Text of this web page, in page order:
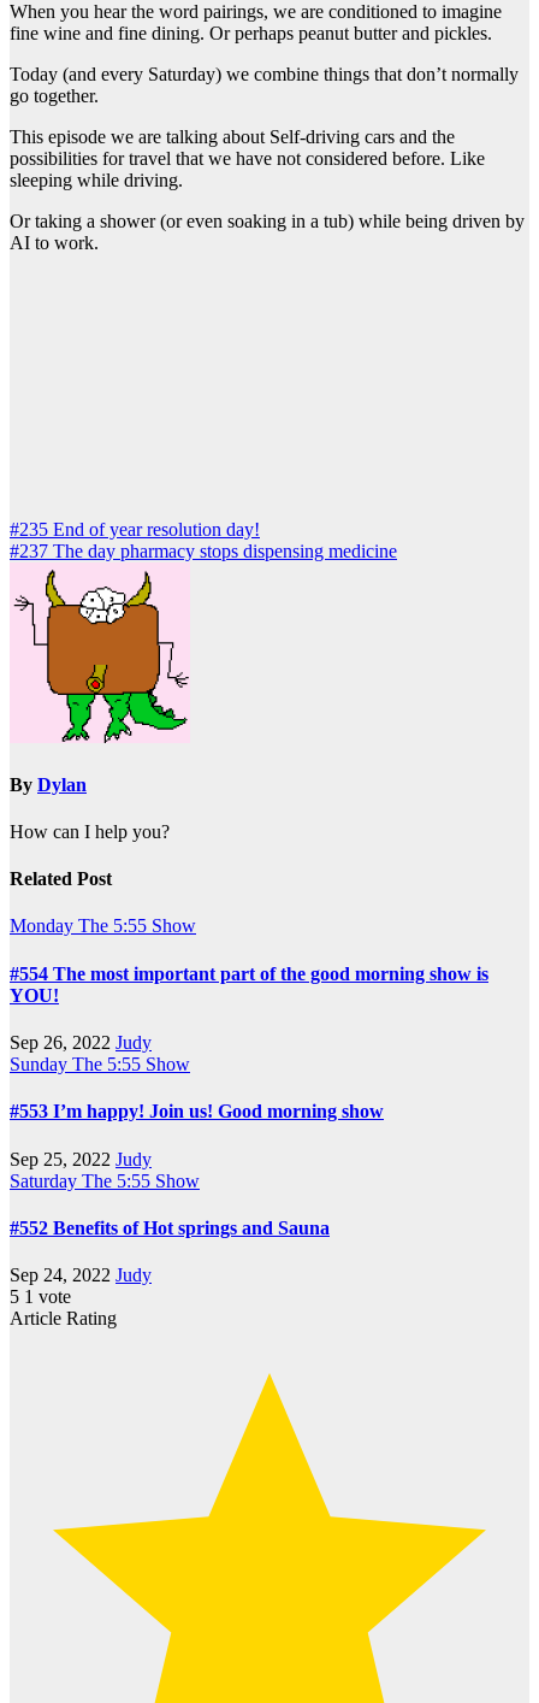
When you hear the word pairings, we are conditioned to imagine
fine wine and fine dining. Or perhaps peanut butter and pickles.
Today (and every Saturday) we combine things that don’t normally
go together.
This episode we are talking about Self-driving cars and the
possibilities for travel that we have not considered before. Like
sleeping while driving.
Or taking a shower (or even soaking in a tub) while being driven by
AI to work.
Post
navigation
#235 End of year resolution day!
#237 The day pharmacy stops dispensing medicine
By Dylan
How can I help you?
Related Post
Monday The 5:55 Show
#554 The most important part of the good morning show is
YOU!
Sep 26, 2022 Judy
Sunday The 5:55 Show
#553 I’m happy! Join us! Good morning show
Sep 25, 2022 Judy
Saturday The 5:55 Show
#552 Benefits of Hot springs and Sauna
Sep 24, 2022 Judy
5 1 vote
Article Rating